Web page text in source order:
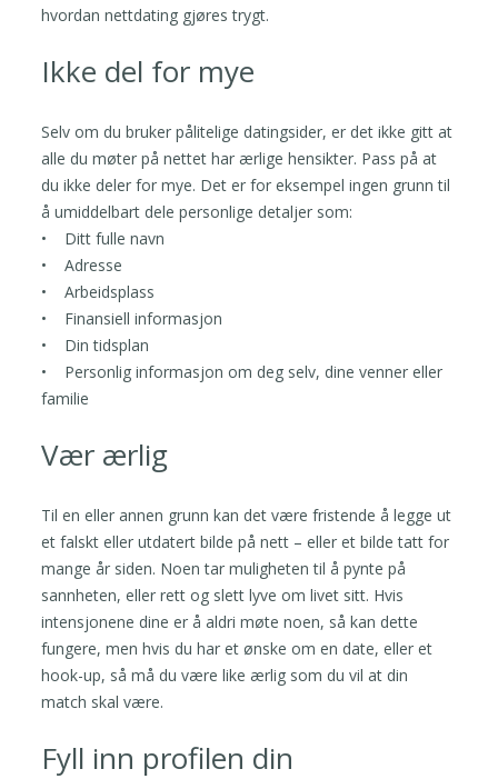
hvordan nettdating gjøres trygt.
Ikke del for mye
Selv om du bruker pålitelige datingsider, er det ikke gitt at
alle du møter på nettet har ærlige hensikter. Pass på at
du ikke deler for mye. Det er for eksempel ingen grunn til
å umiddelbart dele personlige detaljer som:
• Ditt fulle navn
• Adresse
• Arbeidsplass
• Finansiell informasjon
• Din tidsplan
• Personlig informasjon om deg selv, dine venner eller
familie
Vær ærlig
Til en eller annen grunn kan det være fristende å legge ut
et falskt eller utdatert bilde på nett – eller et bilde tatt for
mange år siden. Noen tar muligheten til å pynte på
sannheten, eller rett og slett lyve om livet sitt. Hvis
intensjonene dine er å aldri møte noen, så kan dette
fungere, men hvis du har et ønske om en date, eller et
hook-up, så må du være like ærlig som du vil at din
match skal være.
Fyll inn profilen din